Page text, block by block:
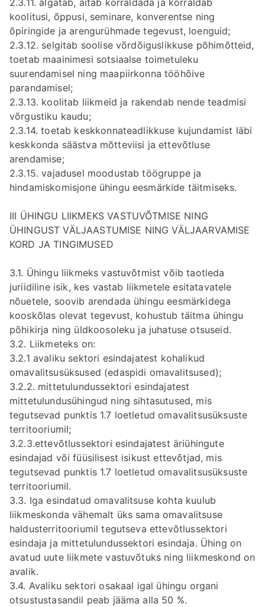
koolitusi, õppusi, seminare, konverentse ning
õpiringide ja arengurühmade tegevust, loenguid;
2.3.12. selgitab soolise võrdõiguslikkuse põhimõtteid,
toetab maainimesi sotsiaalse toimetuleku
suurendamisel ning maapiirkonna tööhõive
parandamisel;
2.3.13. koolitab liikmeid ja rakendab nende teadmisi
võrgustiku kaudu;
2.3.14. toetab keskkonnateadlikkuse kujundamist läbi
keskkonda säästva mõtteviisi ja ettevõtluse
arendamise;
2.3.15. vajadusel moodustab töögruppe ja
hindamiskomisjone ühingu eesmärkide täitmiseks.
III ÜHINGU LIIKMEKS VASTUVÕTMISE NING
ÜHINGUST VÄLJAASTUMISE NING VÄLJAARVAMISE
KORD JA TINGIMUSED
3.1. Ühingu liikmeks vastuvõtmist võib taotleda
juriidiline isik, kes vastab liikmetele esitatavatele
nõuetele, soovib arendada ühingu eesmärkidega
kooskõlas olevat tegevust, kohustub täitma ühingu
põhikirja ning üldkoosoleku ja juhatuse otsuseid.
3.2. Liikmeteks on:
3.2.1 avaliku sektori esindajatest kohalikud
omavalitsusüksused (edaspidi omavalitsused);
3.2.2. mittetulundussektori esindajatest
mittetulundusühingud ning sihtasutused, mis
tegutsevad punktis 1.7 loetletud omavalitsusüksuste
territooriumil;
3.2.3.ettevõtlussektori esindajatest äriühingute
esindajad või füüsilisest isikust ettevõtjad, mis
tegutsevad punktis 1.7 loetletud omavalitsusüksuste
territooriumil.
3.3. Iga esindatud omavalitsuse kohta kuulub
liikmeskonda vähemalt üks sama omavalitsuse
haldusterritooriumil tegutseva ettevõtlussektori
esindaja ja mittetulundussektori esindaja. Ühing on
avatud uute liikmete vastuvõtuks ning liikmeskond on
avalik.
3.4. Avaliku sektori osakaal igal ühingu organi
otsustustasandil peab jääma alla 50 %.